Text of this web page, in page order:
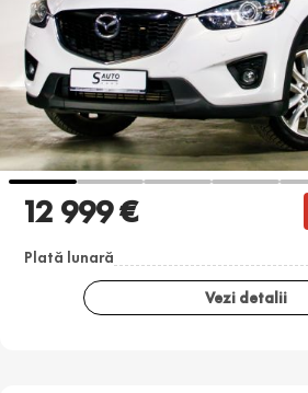
12 999 €
Plată lunară
Vezi detalii